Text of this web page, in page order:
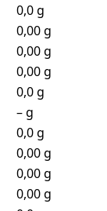
0,0 g
0,00 g
0,00 g
0,00 g
0,0 g
– g
0,0 g
0,00 g
0,00 g
0,00 g